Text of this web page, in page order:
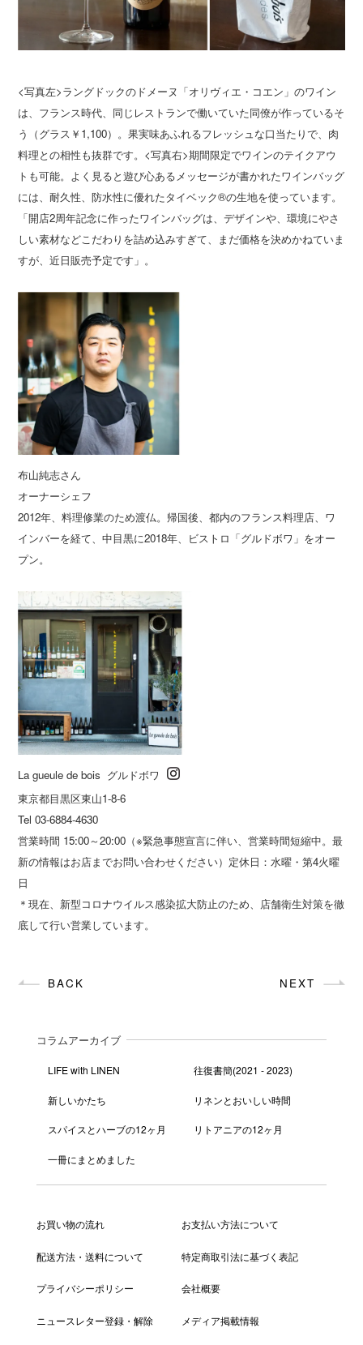
<写真左>ラングドックのドメーヌ「オリヴィエ・コエン」のワイン
は、フランス時代、同じレストランで働いていた同僚が作っているそ
う（グラス￥1,100）。果実味あふれるフレッシュな口当たりで、肉
料理との相性も抜群です。<写真右>期間限定でワインのテイクアウ
トも可能。よく見ると遊び心あるメッセージが書かれたワインバッグ
には、耐久性、防水性に優れたタイベック®の生地を使っています。
「開店2周年記念に作ったワインバッグは、デザインや、環境にやさ
しい素材などこだわりを詰め込みすぎて、まだ価格を決めかねていま
すが、近日販売予定です」。
布山純志さん
オーナーシェフ
2012年、料理修業のため渡仏。帰国後、都内のフランス料理店、ワ
インバーを経て、中目黒に2018年、ビストロ「グルドボワ」をオー
プン。
La gueule de bois グルドボワ
東京都目黒区東山1-8-6
Tel 03-6884-4630
営業時間 15:00～20:00（※緊急事態宣言に伴い、営業時間短縮中。最
新の情報はお店までお問い合わせください）定休日：水曜・第4火曜
日
＊現在、新型コロナウイルス感染拡大防止のため、店舗衛生対策を徹
底して行い営業しています。
BACK NEXT
コラムアーカイブ
LIFE with LINEN 往復書簡(2021 - 2023)
新しいかたち リネンとおいしい時間
スパイスとハーブの12ヶ月 リトアニアの12ヶ月
一冊にまとめました
お買い物の流れ お支払い方法について
配送方法・送料について 特定商取引法に基づく表記
プライバシーポリシー 会社概要
ニュースレター登録・解除 メディア掲載情報